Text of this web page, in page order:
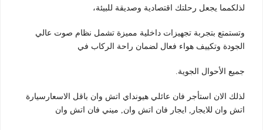
لذلكمما يجعل رحلتك اقتصادية وصديقة للبيئة،
وتستمتع بتجربة تجهيزات داخلية مميزة تشمل نظام صوت عالي
الجودة وتكييف هواء فعال لضمان راحة الركاب في
جميع الأحوال الجوية.
لذلك الان استأجر فان عائلي هيونداي اتش وان باقل الاسعارسيارة
اتش وان للايجار, ايجار فان اتش وان, ميني فان اتش وان